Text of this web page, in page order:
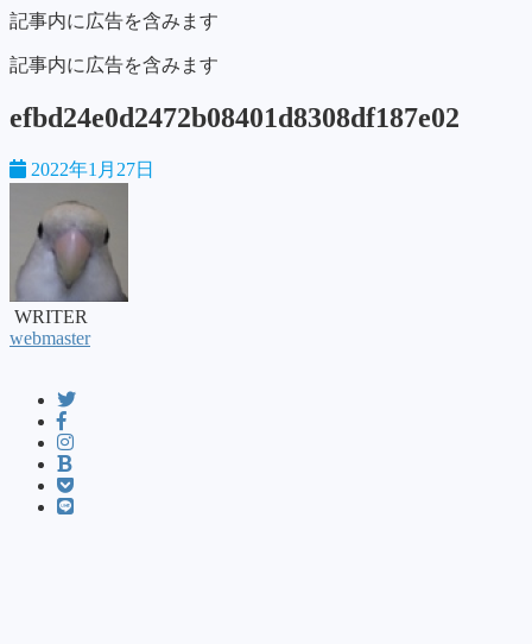
記事内に広告を含みます
記事内に広告を含みます
efbd24e0d2472b08401d8308df187e02
2022年1月27日
WRITER
webmaster